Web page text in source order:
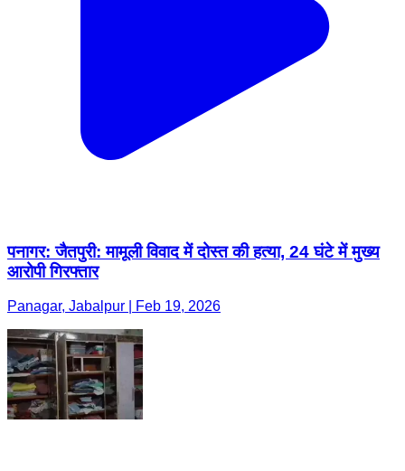
पनागर: जैतपुरी: मामूली विवाद में दोस्त की हत्या, 24 घंटे में मुख्य
आरोपी गिरफ्तार
Panagar, Jabalpur | Feb 19, 2026